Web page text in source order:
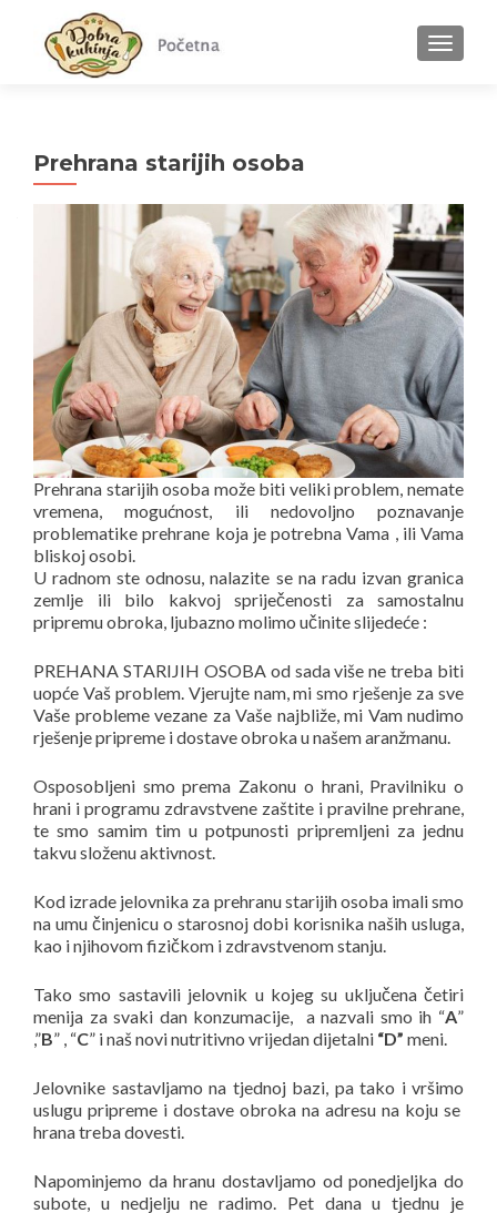
MENU
Prehrana starijih osoba
Prehrana starijih osoba može biti veliki problem, nemate
vremena, mogućnost, ili nedovoljno poznavanje
problematike prehrane koja je potrebna Vama , ili Vama
bliskoj osobi.
U radnom ste odnosu, nalazite se na radu izvan granica
zemlje ili bilo kakvoj spriječenosti za samostalnu
pripremu obroka, ljubazno molimo učinite slijedeće :
PREHANA STARIJIH OSOBA od sada više ne treba biti
uopće Vaš problem. Vjerujte nam, mi smo rješenje za sve
Vaše probleme vezane za Vaše najbliže, mi Vam nudimo
rješenje pripreme i dostave obroka u našem aranžmanu.
Osposobljeni smo prema Zakonu o hrani, Pravilniku o
hrani i programu zdravstvene zaštite i pravilne prehrane,
te smo samim tim u potpunosti pripremljeni za jednu
takvu složenu aktivnost.
Kod izrade jelovnika za prehranu starijih osoba imali smo
na umu činjenicu o starosnoj dobi korisnika naših usluga,
kao i njihovom fizičkom i zdravstvenom stanju.
Tako smo sastavili jelovnik u kojeg su uključena četiri
menija za svaki dan konzumacije, a nazvali smo ih “A”
,”B” , “C” i naš novi nutritivno vrijedan dijetalni “D” meni.
Jelovnike sastavljamo na tjednoj bazi, pa tako i vršimo
uslugu pripreme i dostave obroka na adresu na koju se
hrana treba dovesti.
Napominjemo da hranu dostavljamo od ponedjeljka do
subote, u nedjelju ne radimo. Pet dana u tjednu je